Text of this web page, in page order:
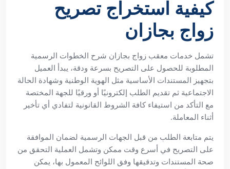
كيفية استخراج تصريح
زواج بجازان
تشمل خدمات معقب زواج بجازان شرح الخطوات الرسمية
المطلوبة للحصول على التصريح بسرعة ودقة، يبدأ العميل
بتجهيز المستندات الأساسية مثل الهوية الوطنية وشهادة الحالة
الاجتماعية ثم تقديم الطلب إلكترونيًا أو ورقيًا للجهة المختصة
مع التأكد من استيفاء كافة الشروط القانونية لتفادي أي تأخير
أثناء المعاملة.
يتم متابعة الطلب من قبل الجهات الرسمية لضمان الموافقة
على التصريح في أسرع وقت ممكن وتشمل العملية التحقق من
صحة المستندات وتدقيقها وفق اللوائح المعمول بها، يمكن